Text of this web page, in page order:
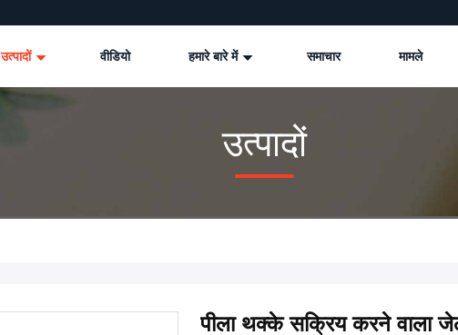
उत्पादों वीडियो हमारे बारे में समाचार मामले
उत्पादों
पीला थक्के सक्रिय करने वाला